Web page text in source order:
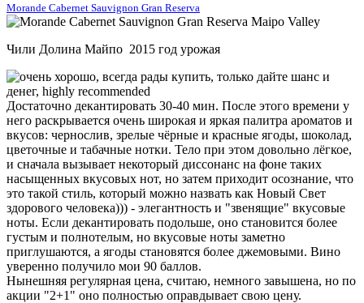
Morande Cabernet Sauvignon Gran Reserva
Чили Долина Майпо 2015 год урожая
Достаточно декантировать 30-40 мин. После этого времени у
него раскрывается очень широкая и яркая палитра ароматов и
вкусов: чернослив, зрелые чёрные и красные ягоды, шоколад,
цветочные и табачные нотки. Тело при этом довольно лёгкое,
и сначала вызывает некоторый диссонанс на фоне таких
насыщенных вкусовых нот, но затем приходит осознание, что
это такой стиль, который можно назвать как Новый Свет
здорового человека))) - элегантность и "звенящие" вкусовые
ноты. Если декантировать подольше, оно становится более
густым и полнотелым, но вкусовые ноты заметно
приглушаются, а ягоды становятся более джемовыми. Вино
уверенно получило мои 90 баллов.
Нынешняя регулярная цена, считаю, немного завышена, но по
акции "2+1" оно полностью оправдывает свою цену.